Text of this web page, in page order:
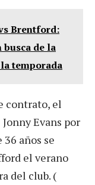
Brentford:
busca de la
temporada
contrato, el
Evans por
años se
el verano
del club. (